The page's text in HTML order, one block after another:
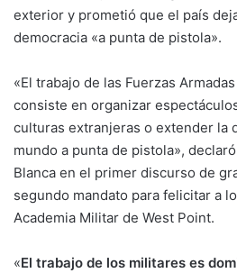
exterior y prometió que el país
democracia «a punta de pistola».
«El trabajo de las Fuerzas
consiste en organizar
culturas extranjeras o extender la
mundo a punta de pistola»,
Blanca en el primer discurso de
segundo mandato para felicitar a
Academia Militar de West Point.
«El trabajo de los militares es